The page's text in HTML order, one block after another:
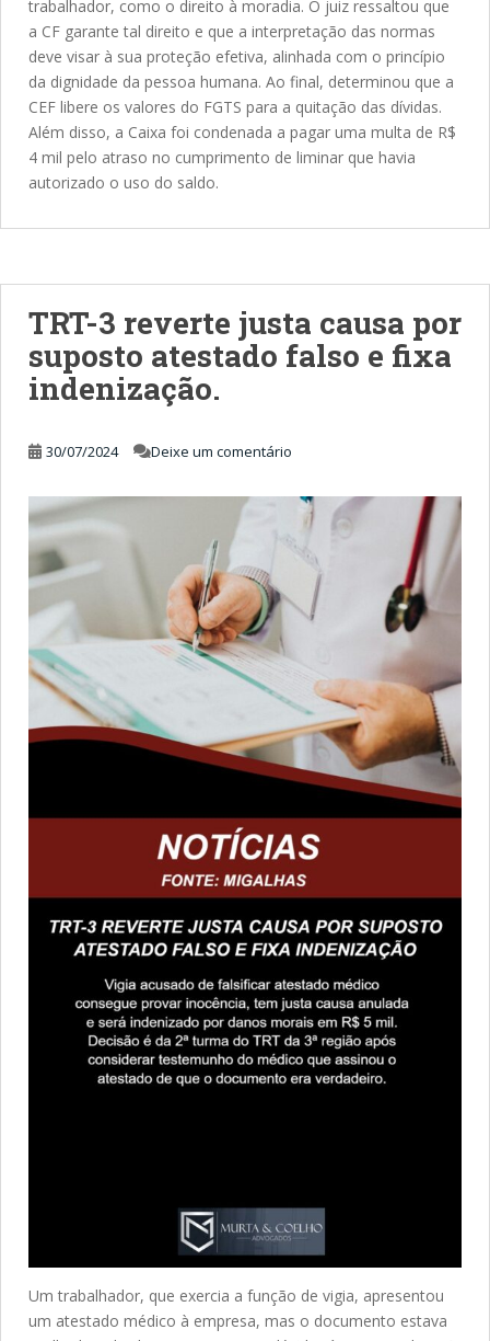
trabalhador, como o direito à moradia. O juiz ressaltou que
a CF garante tal direito e que a interpretação das normas
deve visar à sua proteção efetiva, alinhada com o princípio
da dignidade da pessoa humana. Ao final, determinou que a
CEF libere os valores do FGTS para a quitação das dívidas.
Além disso, a Caixa foi condenada a pagar uma multa de R$
4 mil pelo atraso no cumprimento de liminar que havia
autorizado o uso do saldo.
TRT-3 reverte justa causa por
suposto atestado falso e fixa
indenização.
30/07/2024 Deixe um comentário
Um trabalhador, que exercia a função de vigia, apresentou
um atestado médico à empresa, mas o documento estava